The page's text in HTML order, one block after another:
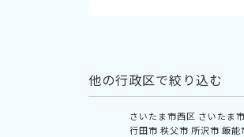
他の行政区で絞り込む
さいたま市西区 さいたま
行田市 秩父市 所沢市 飯能